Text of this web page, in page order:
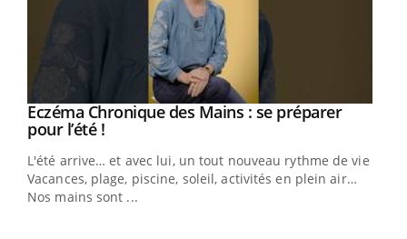
Youtube
Eczéma Chronique des Mains : se préparer
pour l’été !Youtube
L'été arrive… et avec lui, un tout nouveau rythme de vie !
Vacances, plage, piscine, soleil, activités en plein air…
Nos mains sont ...